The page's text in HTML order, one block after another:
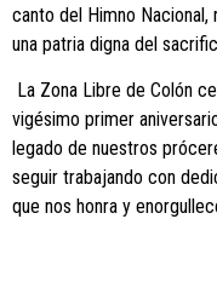
canto del Himno
una patria digna del
La Zona Libre de Colón
vigésimo primer
legado de nuestros
seguir trabajando con
que nos honra y